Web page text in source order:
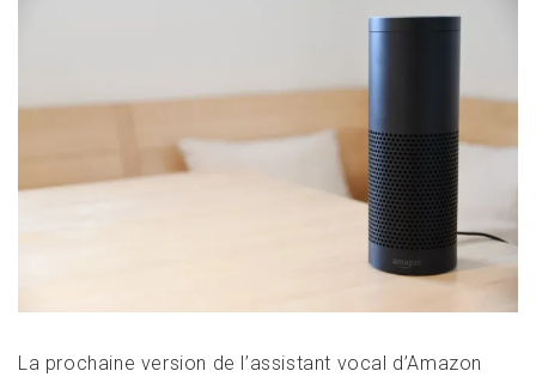
La prochaine version de l’assistant vocal d’Amazon